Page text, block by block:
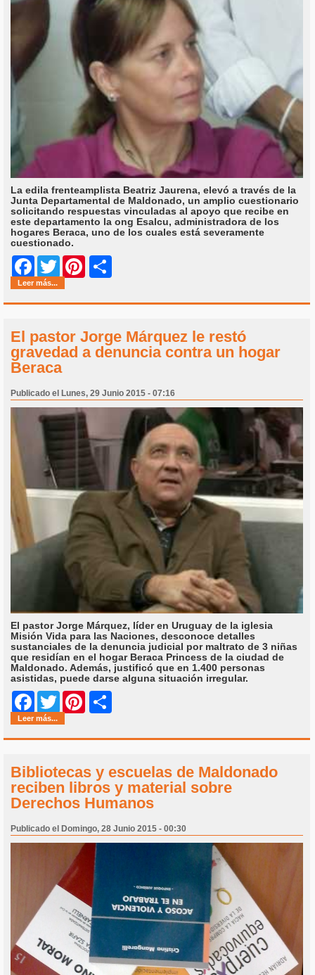
La edila frenteamplista Beatriz Jaurena, elevó a través de la
Junta Departamental de Maldonado, un amplio cuestionario
solicitando respuestas vinculadas al apoyo que recibe en
este departamento la ong Esalcu, administradora de los
hogares Beraca, uno de los cuales está severamente
cuestionado.
Facebook
Twitter Pinterest
Leer más...
El pastor Jorge Márquez le restó
gravedad a denuncia contra un hogar
Beraca
Publicado el Lunes, 29 Junio 2015 - 07:16
El pastor Jorge Márquez, líder en Uruguay de la iglesia
Misión Vida para las Naciones, desconoce detalles
sustanciales de la denuncia judicial por maltrato de 3 niñas
que residían en el hogar Beraca Princess de la ciudad de
Maldonado. Además, justificó que en 1.400 personas
asistidas, puede darse alguna situación irregular.
Facebook
Twitter Pinterest
Leer más...
Bibliotecas y escuelas de Maldonado
reciben libros y material sobre
Derechos Humanos
Publicado el Domingo, 28 Junio 2015 - 00:30